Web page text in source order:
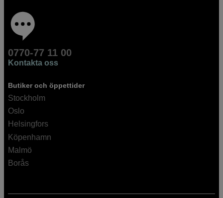
0770-77 11 00
Kontakta oss
Butiker och öppettider
Stockholm
Oslo
Helsingfors
Köpenhamn
Malmö
Borås